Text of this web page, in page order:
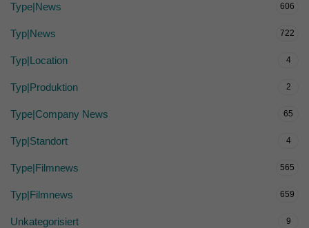
Type|News 606
Typ|News 722
Typ|Location 4
Typ|Produktion 2
Type|Company News 65
Typ|Standort 4
Type|Filmnews 565
Typ|Filmnews 659
Unkategorisiert 9